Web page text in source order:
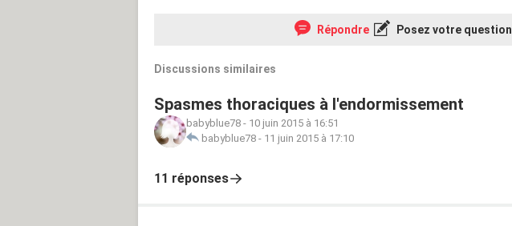
Répondre Posez votre question
Discussions similaires
Spasmes thoraciques à l'endormissement
babyblue78 - 10 juin 2015 à 16:51
babyblue78 - 11 juin 2015 à 17:10
11 réponses